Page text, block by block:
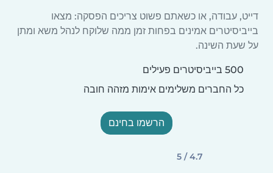
דייט, עבודה, או כשאתם פשוט צריכים הפסקה: מצאו
בייביסיטרים אמינים בפחות זמן ממה שלוקח לנהל משא ומתן
על שעת השינה.
500 בייביסיטרים פעילים
כל החברים משלימים אימות מזהה חובה
הרשמו בחינם
4.7 / 5